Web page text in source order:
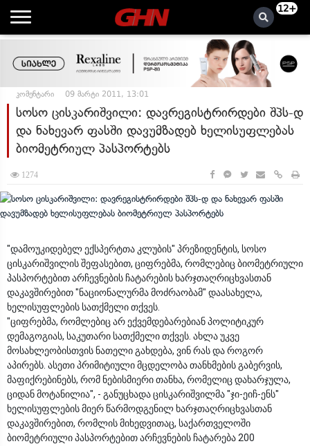
12+
კომენტარი 09 მარტი 2011, 13:01
სოსო ცისკარიშვილი: დავრეგისტრირდები შპს-დ
და ნახევარ ფასში დავუმზადებ ხელისუფლებას
ბიომეტრიულ პასპორტებს
1274
"დამოუკიდებელ ექსპერტთა კლუბის" პრეზიდენტის, სოსო
ცისკარიშვილის შეფასებით, ციფრებმა, რომლებიც ბიომეტრიული
პასპორტებით არჩევნების ჩატარების ხარჯთაღრიცხვასთან
დაკავშირებით "ნაციონალურმა მოძრაობამ" დაასახელა,
ხელისუფლების სათქმელი თქვეს.
"ციფრებმა, რომლებიც არ ექვემდებარებიან პოლიტიკურ
დემაგოგიას, საკუთარი სათქმელი თქვეს. ახლა უკვე
მოსახლეობისთვის ნათელი გახდება, ვინ რას და როგორ
აპირებს. ასეთი პრიმიტიული მცდელობა თანხმების გაბერვის,
მაფიქრებინებს, რომ ნებისმიერი თანხა, რომელიც დახარჯულა,
ციდან მოტანილია", - განუცხადა ცისკარიშვილმა "ჯი-ეიჩ-ენს"
ხელისუფლების მიერ წარმოდგენილ ხარჯთაღრიცხვასთან
დაკავშირებით, რომლის მიხედვითაც, საქართველოში
ბიომეტრიული პასპორტებით არჩევნების ჩატარება 200